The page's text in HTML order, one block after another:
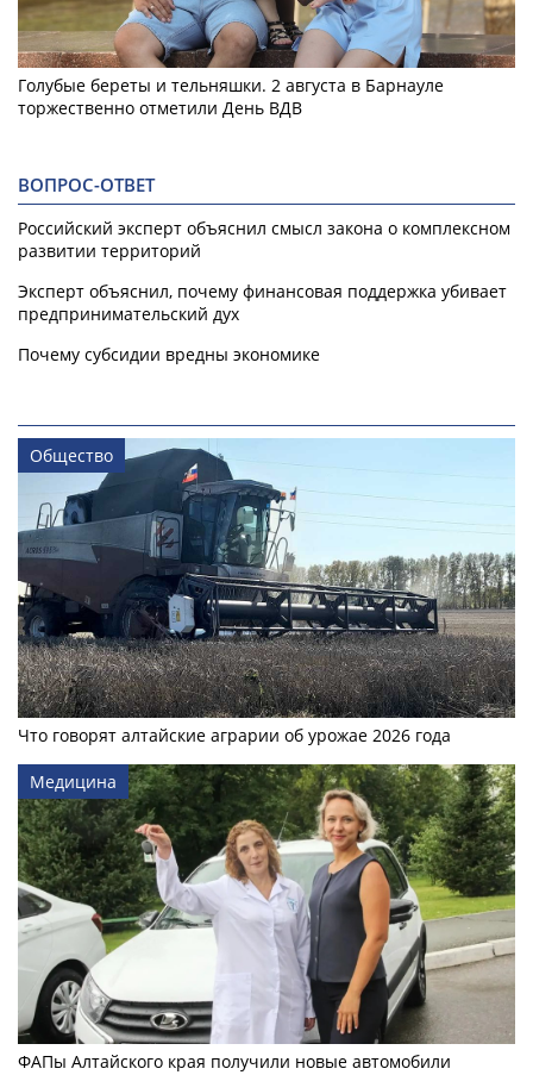
Голубые береты и тельняшки. 2 августа в Барнауле
торжественно отметили День ВДВ
ВОПРОС-ОТВЕТ
Российский эксперт объяснил смысл закона о комплексном
развитии территорий
Эксперт объяснил, почему финансовая поддержка убивает
предпринимательский дух
Почему субсидии вредны экономике
Общество
Что говорят алтайские аграрии об урожае 2026 года
Медицина
ФАПы Алтайского края получили новые автомобили